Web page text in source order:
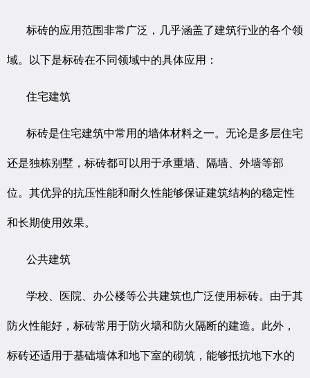
标砖的应用范围非常广泛，几乎涵盖了建筑行业的各个领
域。以下是标砖在不同领域中的具体应用：
住宅建筑
标砖是住宅建筑中常用的墙体材料之一。无论是多层住宅
还是独栋别墅，标砖都可以用于承重墙、隔墙、外墙等部
位。其优异的抗压性能和耐久性能够保证建筑结构的稳定性
和长期使用效果。
公共建筑
学校、医院、办公楼等公共建筑也广泛使用标砖。由于其
防火性能好，标砖常用于防火墙和防火隔断的建造。此外，
标砖还适用于基础墙体和地下室的砌筑，能够抵抗地下水的